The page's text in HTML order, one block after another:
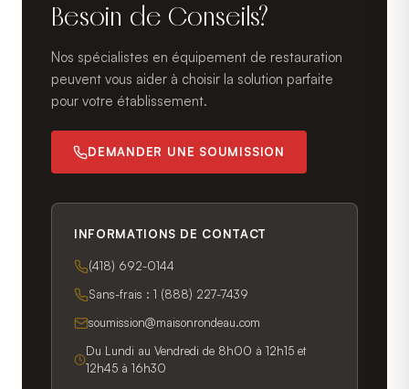
Besoin de Conseils?
Nos spécialistes en équipement de restauration
peuvent vous aider à choisir la solution parfaite
pour votre établissement.
DEMANDER UNE SOUMISSION
INFORMATIONS DE CONTACT
(418) 692-0144
Sans-frais : 1 (888) 227-7439
soumission@maisonrondeau.com
Du Lundi au Vendredi de 8h00 à 12h15 et
12h45 à 16h30